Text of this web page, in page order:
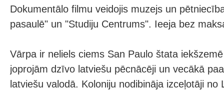
Dokumentālo filmu veidojis muzejs un
pasaulē" un "Studiju Centrums". Ieeja bez
Vārpa ir neliels ciems San Paulo štata
joprojām dzīvo latviešu pēcnācēji un vecākā
latviešu valodā. Koloniju nodibināja izceļotāji no